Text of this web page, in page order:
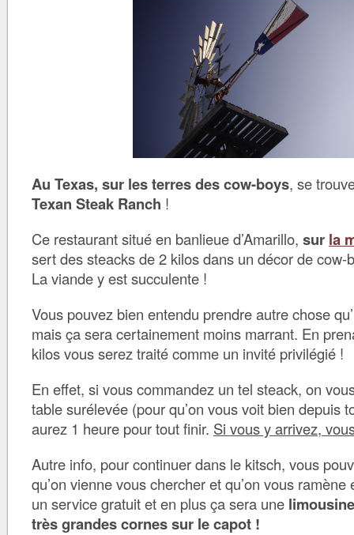
Au Texas, sur les terres des cow-boys, se
Texan Steak Ranch !
Ce restaurant situé en banlieue d’Amarillo, sur la
sert des steacks de 2 kilos dans un décor de cow-
La viande y est succulente !
Vous pouvez bien entendu prendre autre chose
mais ça sera certainement moins marrant. En
kilos vous serez traité comme un invité privilégié !
En effet, si vous commandez un tel steack, on
table surélevée (pour qu’on vous voit bien depuis
aurez 1 heure pour tout finir. Si vous y arrivez,
Autre info, pour continuer dans le kitsch, vous
qu’on vienne vous chercher et qu’on vous
un service gratuit et en plus ça sera une
très grandes cornes sur le capot !